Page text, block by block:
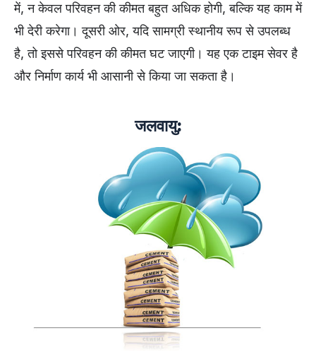
में, न केवल परिवहन की कीमत बहुत अधिक होगी, बल्कि यह काम में
भी देरी करेगा। दूसरी ओर, यदि सामग्री स्थानीय रूप से उपलब्ध
है, तो इससे परिवहन की कीमत घट जाएगी। यह एक टाइम सेवर है
और निर्माण कार्य भी आसानी से किया जा सकता है।
जलवायु: